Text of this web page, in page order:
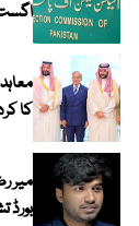
کا
میر